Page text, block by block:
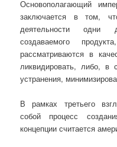
Основополагающий
заключается в том,
деятельности одни
создаваемого
рассматриваются в
ликвидировать, либо, в
устранения,
В рамках третьего
собой процесс
концепции считается